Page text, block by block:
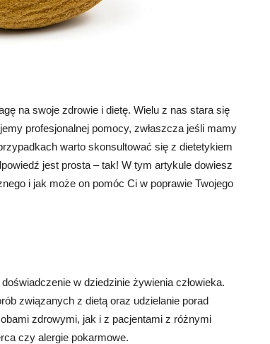
na swoje zdrowie i dietę. Wielu z nas stara się
profesjonalnej pomocy, zwłaszcza jeśli mamy
warto skonsultować się z dietetykiem
jest prosta – tak! W tym artykule dowiesz
i jak może on pomóc Ci w poprawie Twojego
w dziedzinie żywienia człowieka.
związanych z dietą oraz udzielanie porad
zdrowymi, jak i z pacjentami z różnymi
czy alergie pokarmowe.